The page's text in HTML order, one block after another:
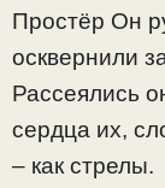
Простёр Он
осквернили
Рассеялись
сердца их,
– как стрелы.